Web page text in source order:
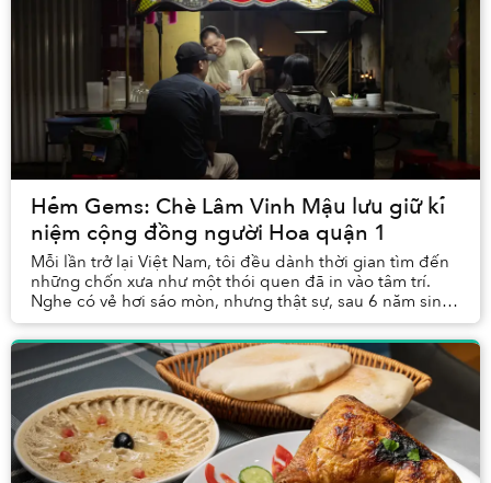
Hẻm Gems: Chè Lâm Vinh Mậu lưu giữ kỉ
niệm cộng đồng người Hoa quận 1
Mỗi lần trở lại Việt Nam, tôi đều dành thời gian tìm đến
những chốn xưa như một thói quen đã in vào tâm trí.
Nghe có vẻ hơi sáo mòn, nhưng thật sự, sau 6 năm sinh
sống ở Singapore, những nơi đã gắn li...